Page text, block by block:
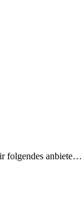
folgendes anbiete…